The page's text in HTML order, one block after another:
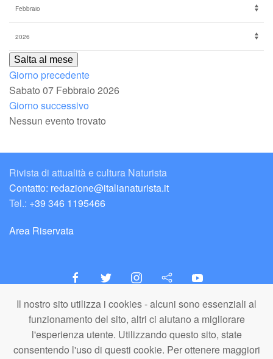
Il nostro sito utilizza i cookies - alcuni sono essenziali al
funzionamento del sito, altri ci aiutano a migliorare
l'esperienza utente. Utilizzando questo sito, state
consentendo l'uso di questi cookie. Per ottenere maggiori
Salta al mese
Giorno precedente
Sabato 07 Febbraio 2026
Giorno successivo
Nessun evento trovato
Rivista di attualità e cultura Naturista
Contatto: redazione@italianaturista.it
Tel.: +39 346 1195466
Area Riservata
italiaNATURISTA
Editore e Redazione
A.N.ITA. Associazione Naturista Italiana (APS)
C.F. 80203710159